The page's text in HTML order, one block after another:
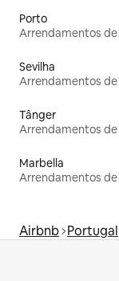
Porto
Arrendamentos de
Sevilha
Arrendamentos de
Tânger
Arrendamentos de
Marbella
Arrendamentos de
Airbnb Portugal